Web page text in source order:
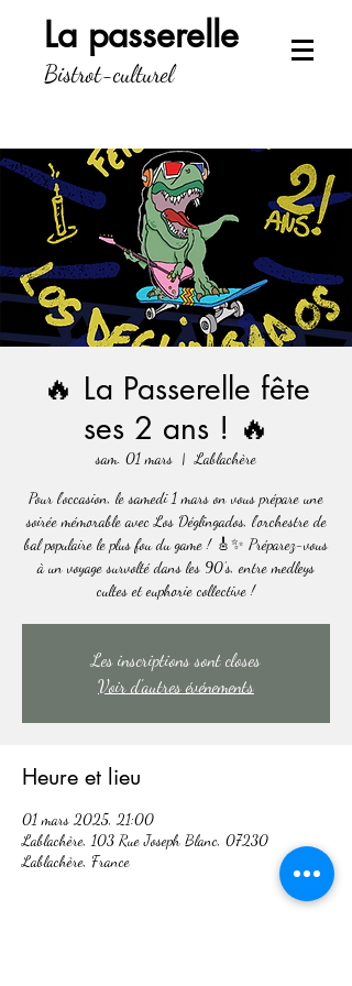
La passerelle
Bistrot-culturel
🔥 La Passerelle fête
ses 2 ans ! 🔥
sam. 01 mars
  |
Lablachère
Pour l’occasion, le samedi 1 mars on vous prépare une
soirée mémorable avec Los Déglingados, l’orchestre de
bal populaire le plus fou du game ! 🎸✨ Préparez-vous
à un voyage survolté dans les 90’s, entre medleys
cultes et euphorie collective !
Les inscriptions sont closes
Voir d'autres événements
Heure et lieu
01 mars 2025, 21:00
Lablachère, 103 Rue Joseph Blanc, 07230
Lablachère, France